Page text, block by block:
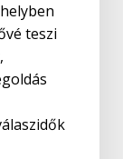
teszi